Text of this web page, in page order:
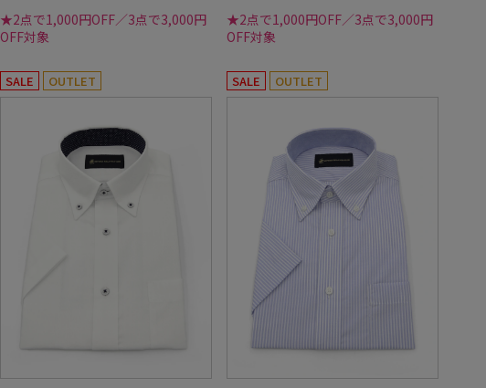
★2点で1,000円OFF／3点で3,000円
OFF対象
★2点で1,000円OFF／3点で3,000円
OFF対象
SALE OUTLET SALE OUTLET